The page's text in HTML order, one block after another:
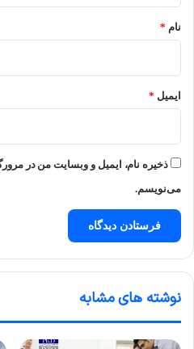
نام *
ایمیل *
ذخیره نام، ایمیل و وبسایت من در
می‌نویسم.
نوشته های مشابه